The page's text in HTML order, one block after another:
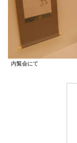
内覧会にて